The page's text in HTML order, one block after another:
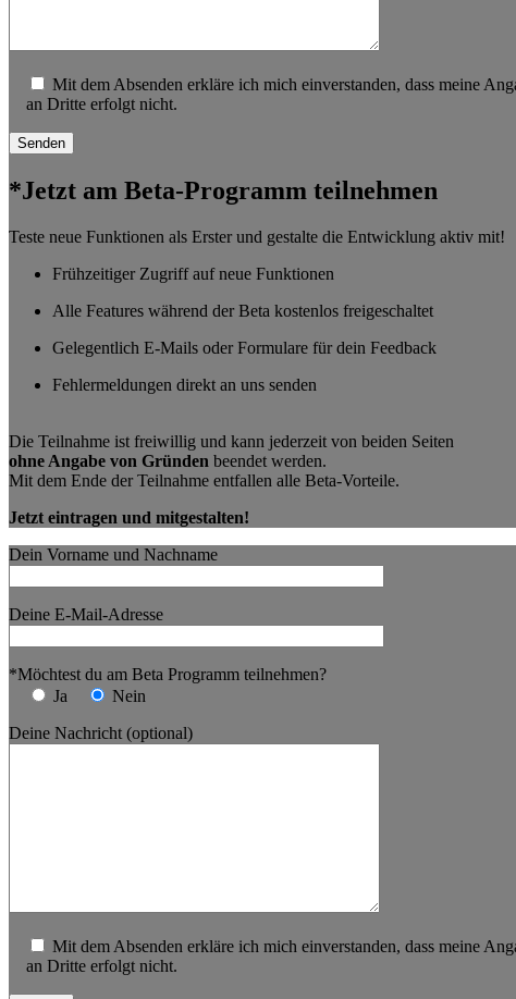
Mit dem Absenden erkläre ich mich einverstanden, dass meine
an Dritte erfolgt nicht.
*Jetzt am Beta-Programm teilnehmen
Teste neue Funktionen als Erster und gestalte die Entwicklung aktiv mit!
Frühzeitiger Zugriff auf neue Funktionen
Alle Features während der Beta kostenlos freigeschaltet
Gelegentlich E-Mails oder Formulare für dein Feedback
Fehlermeldungen direkt an uns senden
Die Teilnahme ist freiwillig und kann jederzeit von beiden Seiten
ohne Angabe von Gründen beendet werden.
Mit dem Ende der Teilnahme entfallen alle Beta-Vorteile.
Jetzt eintragen und mitgestalten!
Dein Vorname und Nachname
Deine E-Mail-Adresse
*Möchtest du am Beta Programm teilnehmen?
Ja
Nein
Deine Nachricht (optional)
Mit dem Absenden erkläre ich mich einverstanden, dass meine
an Dritte erfolgt nicht.